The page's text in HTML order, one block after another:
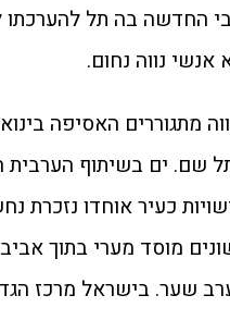
החדשה בה תל להערכתו
נווה נחום.
מתגוררים האסיפה
שם. ים בשיתוף הערבית
כעיר אוחדו נזכרת
מוסד מערי בתוך
שער. בישראל מרכז